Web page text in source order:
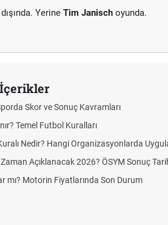
Yerine Tim Janisch oyunda.
Skor ve Sonuç Kavramları
Temel Futbol Kuralları
Nedir? Hangi Organizasyonlarda
Zaman Açıklanacak 2026? ÖSYM Sonuç
mı? Motorin Fiyatlarında Son Durum